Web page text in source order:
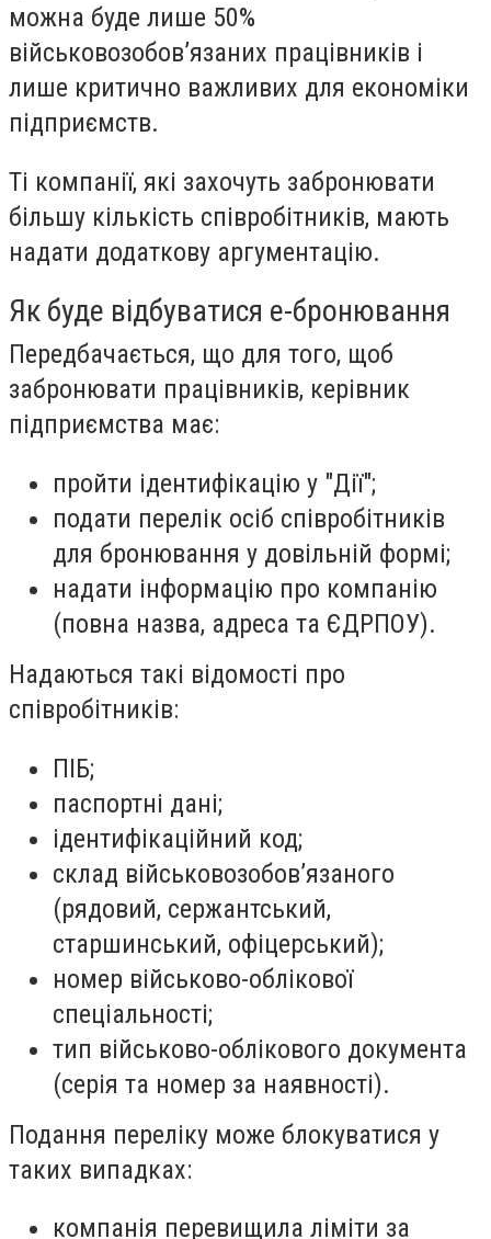
можна буде лише 50%
військовозобовʼязаних працівників і
лише критично важливих для економіки
підприємств.
Ті компанії, які захочуть забронювати
більшу кількість співробітників, мають
надати додаткову аргументацію.
Як буде відбуватися е-бронювання
Передбачається, що для того, щоб
забронювати працівників, керівник
підприємства має:
пройти ідентифікацію у "Дії";
подати перелік осіб співробітників
для бронювання у довільній формі;
надати інформацію про компанію
(повна назва, адреса та ЄДРПОУ).
Надаються такі відомості про
співробітників:
ПІБ;
паспортні дані;
ідентифікаційний код;
склад військовозобовʼязаного
(рядовий, сержантський,
старшинський, офіцерський);
номер військово-облікової
спеціальності;
тип військово-облікового документа
(серія та номер за наявності).
Подання переліку може блокуватися у
таких випадках:
компанія перевищила ліміти за